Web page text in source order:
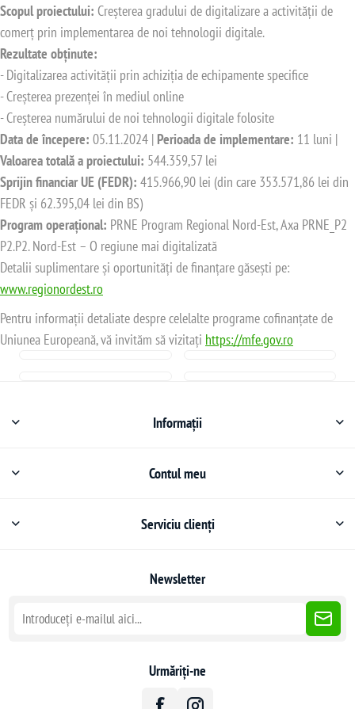
Scopul proiectului: Creșterea gradului de digitalizare a activității de
comerț prin implementarea de noi tehnologii digitale.
Rezultate obținute:
- Digitalizarea activității prin achiziția de echipamente specifice
- Creșterea prezenței în mediul online
- Creșterea numărului de noi tehnologii digitale folosite
Data de începere: 05.11.2024 | Perioada de implementare: 11 luni |
Valoarea totală a proiectului: 544.359,57 lei
Sprijin financiar UE (FEDR): 415.966,90 lei (din care 353.571,86 lei din
FEDR și 62.395,04 lei din BS)
Program operațional: PRNE Program Regional Nord-Est, Axa PRNE_P2
P2.P2. Nord-Est – O regiune mai digitalizată
Detalii suplimentare și oportunități de finanțare găsești pe:
www.regionordest.ro
Pentru informații detaliate despre celelalte programe cofinanțate de
Uniunea Europeană, vă invităm să vizitați https://mfe.gov.ro
Informații
Contul meu
Serviciu clienți
Newsletter
Urmăriți-ne